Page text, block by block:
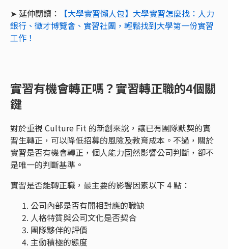
➤ 延伸閱讀：
【大學實習懶人包】大學實習怎麼找：人力
銀行、徵才博覽會、實習社團，輕鬆找到大學第一份實習
工作！
實習有機會轉正嗎？實習轉正職的4個關
鍵
對於重視 Culture Fit 的新創來說，讓已有團隊默契的實
習生轉正，可以降低招募的風險及教育成本。不過，關於
實習是否有機會轉正，個人能力固然影響公司判斷，卻不
是唯一的判斷基準。
實習是否能轉正職，最主要的影響因素以下 4 點：
公司內部是否有開相對應的職缺
人格特質與公司文化是否契合
團隊夥伴的評價
主動積極的態度